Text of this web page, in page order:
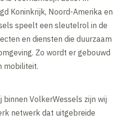
Koninkrijk, Noord-Amerika en
speelt een sleutelrol in de
en diensten die duurzaam
Zo wordt er gebouwd
mobiliteit.
VolkerWessels zijn wij
netwerk dat uitgebreide